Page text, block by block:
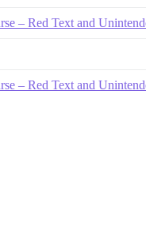
– Red Text and
– Red Text and